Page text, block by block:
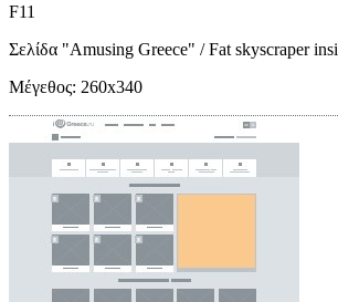
F11
Σελίδα "Amusing Greece" / Fat skyscraper
Μέγεθος: 260x340